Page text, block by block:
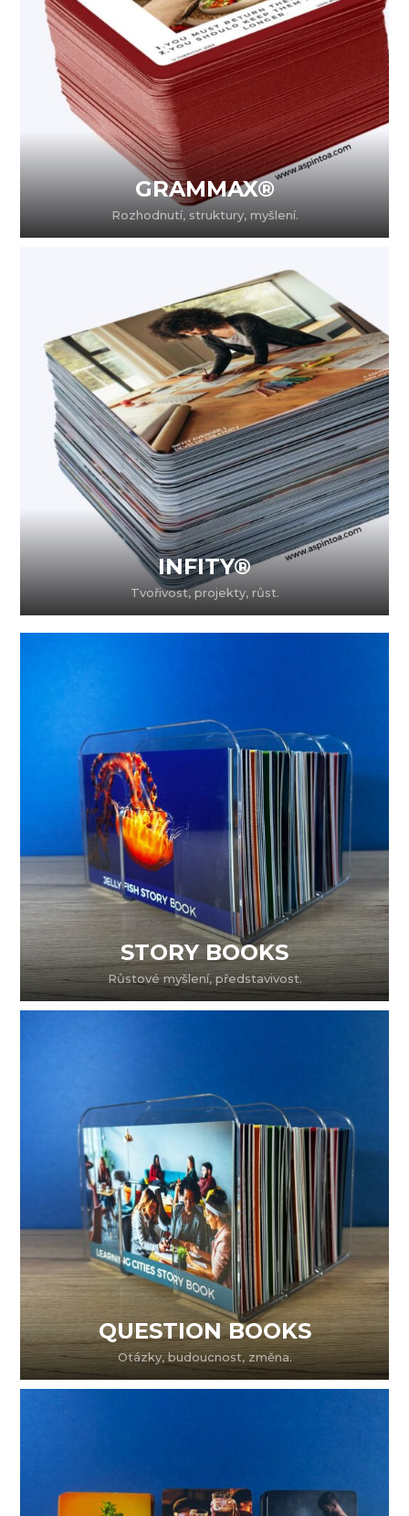
GRAMMAX®
Rozhodnutí, struktury, myšlení.
INFITY®
Tvořivost, projekty, růst.
STORY BOOKS
Růstové myšlení, představivost.
QUESTION BOOKS
Otázky, budoucnost, změna.